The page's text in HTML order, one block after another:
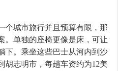
个城市旅行并且预算有限，那
。单独的座椅更像是床，可让
下。乘坐这些巴士从河内到沙
胡志明市，每趟车资约为12美